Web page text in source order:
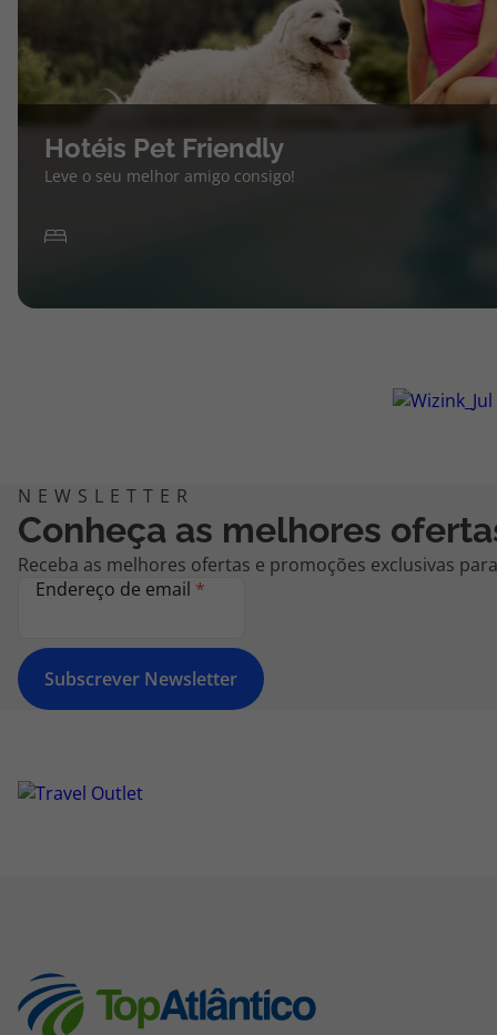
Hotéis Pet Friendly
Leve o seu melhor amigo consigo!
Conheça as melhores
Receba as melhores ofertas e promoções exclusivas
Endereço de email *
Subscrever Newsletter